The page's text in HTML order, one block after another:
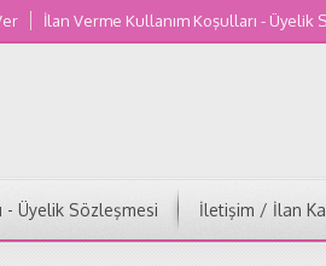
İlan Verme Kullanım Koşulları - Üyelik
- Üyelik Sözleşmesi İletişim / İlan